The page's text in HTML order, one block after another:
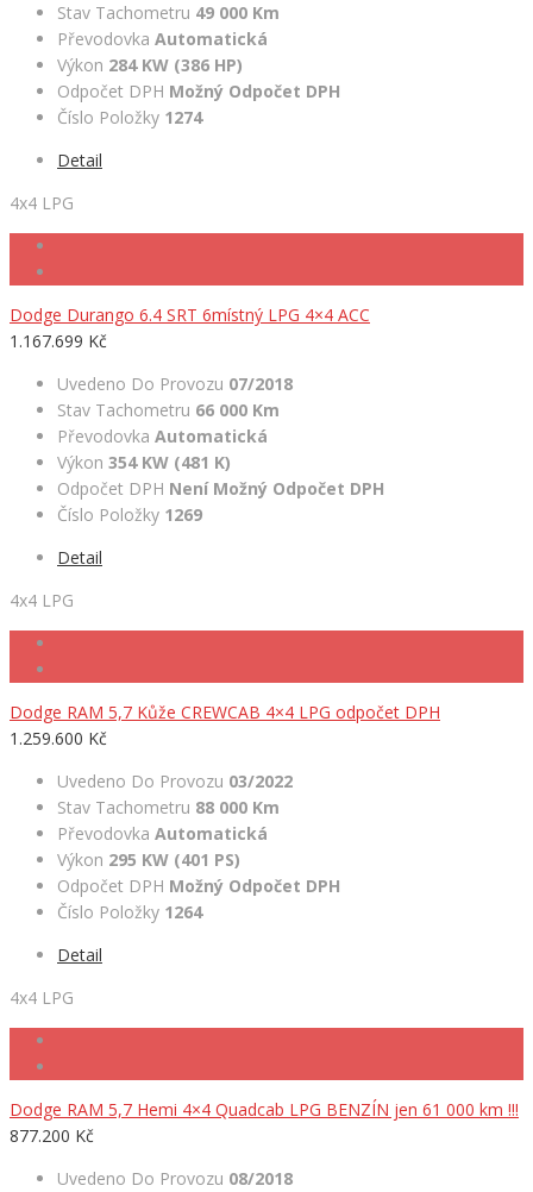
Stav Tachometru 49 000 Km
Převodovka Automatická
Výkon 284 KW (386 HP)
Odpočet DPH Možný Odpočet DPH
Číslo Položky 1274
Detail
4x4 LPG
Dodge Durango 6.4 SRT 6místný LPG 4×4 ACC
1.167.699 Kč
Uvedeno Do Provozu 07/2018
Stav Tachometru 66 000 Km
Převodovka Automatická
Výkon 354 KW (481 K)
Odpočet DPH Není Možný Odpočet DPH
Číslo Položky 1269
Detail
4x4 LPG
Dodge RAM 5,7 Kůže CREWCAB 4×4 LPG odpočet DPH
1.259.600 Kč
Uvedeno Do Provozu 03/2022
Stav Tachometru 88 000 Km
Převodovka Automatická
Výkon 295 KW (401 PS)
Odpočet DPH Možný Odpočet DPH
Číslo Položky 1264
Detail
4x4 LPG
Dodge RAM 5,7 Hemi 4×4 Quadcab LPG BENZÍN jen 61 000 km !!!
877.200 Kč
Uvedeno Do Provozu 08/2018